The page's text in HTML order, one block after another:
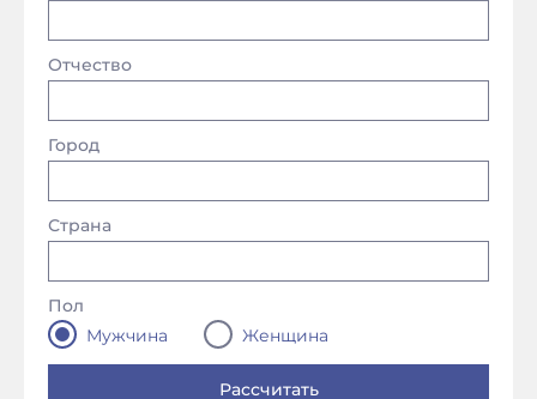
Отчество
Страна
Город
Пол
Мужчина
Женщина